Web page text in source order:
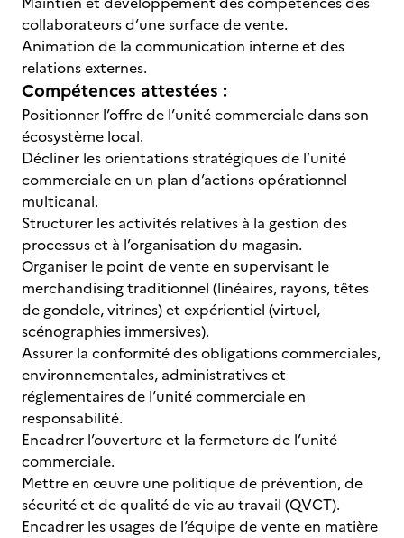
collaborateurs d’une surface de vente.
Animation de la communication interne et des
relations externes.
Compétences attestées :
Positionner l’offre de l’unité commerciale dans son
écosystème local.
Décliner les orientations stratégiques de l’unité
commerciale en un plan d’actions opérationnel
multicanal.
Structurer les activités relatives à la gestion des
processus et à l’organisation du magasin.
Organiser le point de vente en supervisant le
merchandising traditionnel (linéaires, rayons, têtes
de gondole, vitrines) et expérientiel (virtuel,
scénographies immersives).
Assurer la conformité des obligations commerciales,
environnementales, administratives et
réglementaires de l’unité commerciale en
responsabilité.
Encadrer l’ouverture et la fermeture de l’unité
commerciale.
Mettre en œuvre une politique de prévention, de
sécurité et de qualité de vie au travail (QVCT).
Encadrer les usages de l’équipe de vente en matière